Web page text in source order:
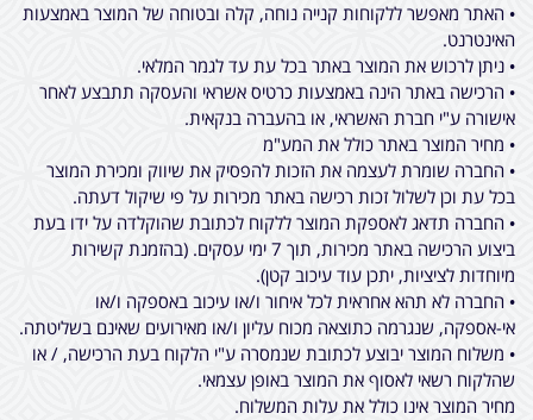
• האתר מאפשר ללקוחות קנייה נוחה, קלה ובטוחה של המוצר באמצעות
האינטרנט.
• ניתן לרכוש את המוצר באתר בכל עת עד לגמר המלאי.
• הרכישה באתר הינה באמצעות כרטיס אשראי והעסקה תתבצע לאחר
אישורה ע"י חברת האשראי, או בהעברה בנקאית.
• מחיר המוצר באתר כולל את המע"מ
• החברה שומרת לעצמה את הזכות להפסיק את שיווק ומכירת המוצר
בכל עת וכן לשלול זכות רכישה באתר מכירות על פי שיקול דעתה.
• החברה תדאג לאספקת המוצר ללקוח לכתובת שהוקלדה על ידו בעת
ביצוע הרכישה באתר מכירות, תוך 7 ימי עסקים. (בהזמנת קשירות
מיוחדות לציציות, יתכן עוד עיכוב קטן).
• החברה לא תהא אחראית לכל איחור ו/או עיכוב באספקה ו/או
אי-אספקה, שנגרמה כתוצאה מכוח עליון ו/או מאירועים שאינם בשליטתה.
• משלוח המוצר יבוצע לכתובת שנמסרה ע"י הלקוח בעת הרכישה, / או
שהלקוח רשאי לאסוף את המוצר באופן עצמאי.
מחיר המוצר אינו כולל את עלות המשלוח.